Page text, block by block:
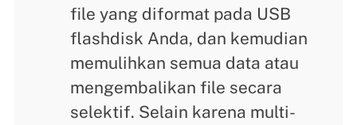
file yang diformat pada USB
flashdisk Anda, dan kemudian
memulihkan semua data atau
mengembalikan file secara
selektif. Selain karena multi-